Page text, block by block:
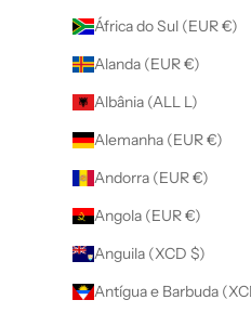
África do Sul (EUR €)
Alanda (EUR €)
Albânia (ALL L)
Alemanha (EUR €)
Andorra (EUR €)
Angola (EUR €)
Anguila (XCD $)